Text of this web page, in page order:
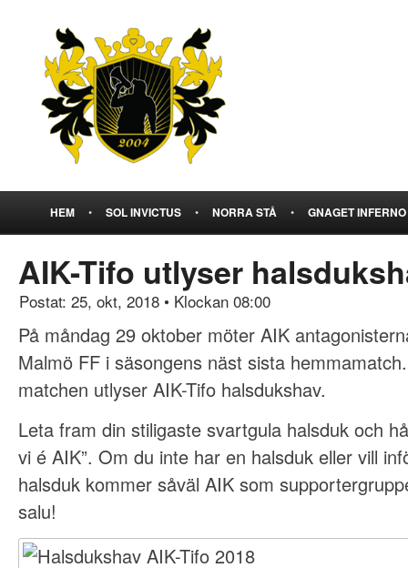
HEM • SOL INVICTUS • NORRA STÅ • GNAGET INFERNO
AIK-Tifo utlyser
Postat: 25, okt, 2018 • Klockan 08:00
På måndag 29 oktober möter AIK
Malmö FF i säsongens näst sista
matchen utlyser AIK-Tifo halsdukshav.
Leta fram din stiligaste svartgula halsduk och
vi é AIK”. Om du inte har en halsduk eller vill
halsduk kommer såväl AIK som
salu!